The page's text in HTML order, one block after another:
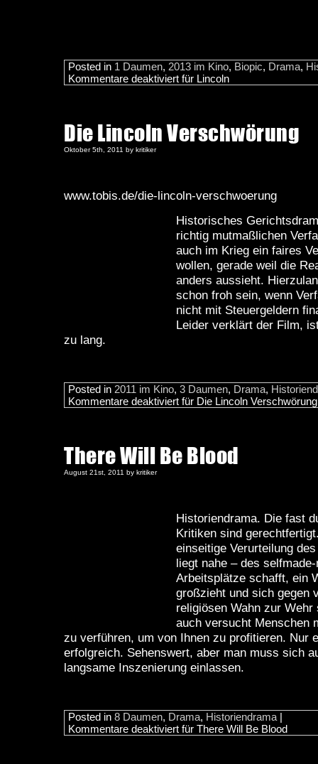
Posted in 1 Daumen, 2013 im Kino, Biopic, Drama,
Kommentare deaktiviert für Lincoln
Die Lincoln Verschwörung
Oktober 5th, 2011 by kritiker
www.tobis.de/die-lincoln-verschwoerung
Historisches
richtig mutmaßlichen
auch im Krieg ein faires
wollen, gerade weil die
anders aussieht.
schon froh sein, wenn
nicht mit Steuergeldern
Leider verklärt der Film,
zu lang.
Posted in 2011 im Kino, 3 Daumen, Drama,
Kommentare deaktiviert für Die Lincoln Verschwörung
There Will Be Blood
August 21st, 2011 by kritiker
Historiendrama. Die fast
Kritiken sind
einseitige Verurteilung
liegt nahe – des
Arbeitsplätze schafft, ein
großzieht und sich gegen
religiösen Wahn zur
auch versucht Menschen
zu verführen, um von Ihnen zu profitieren. Nur
erfolgreich. Sehenswert, aber man muss sich
langsame Inszenierung einlassen.
Posted in 8 Daumen, Drama, Historiendrama |
Kommentare deaktiviert für There Will Be Blood